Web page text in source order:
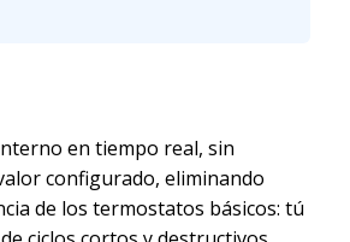
en tiempo real, sin
configurado, eliminando
de los termostatos básicos: tú